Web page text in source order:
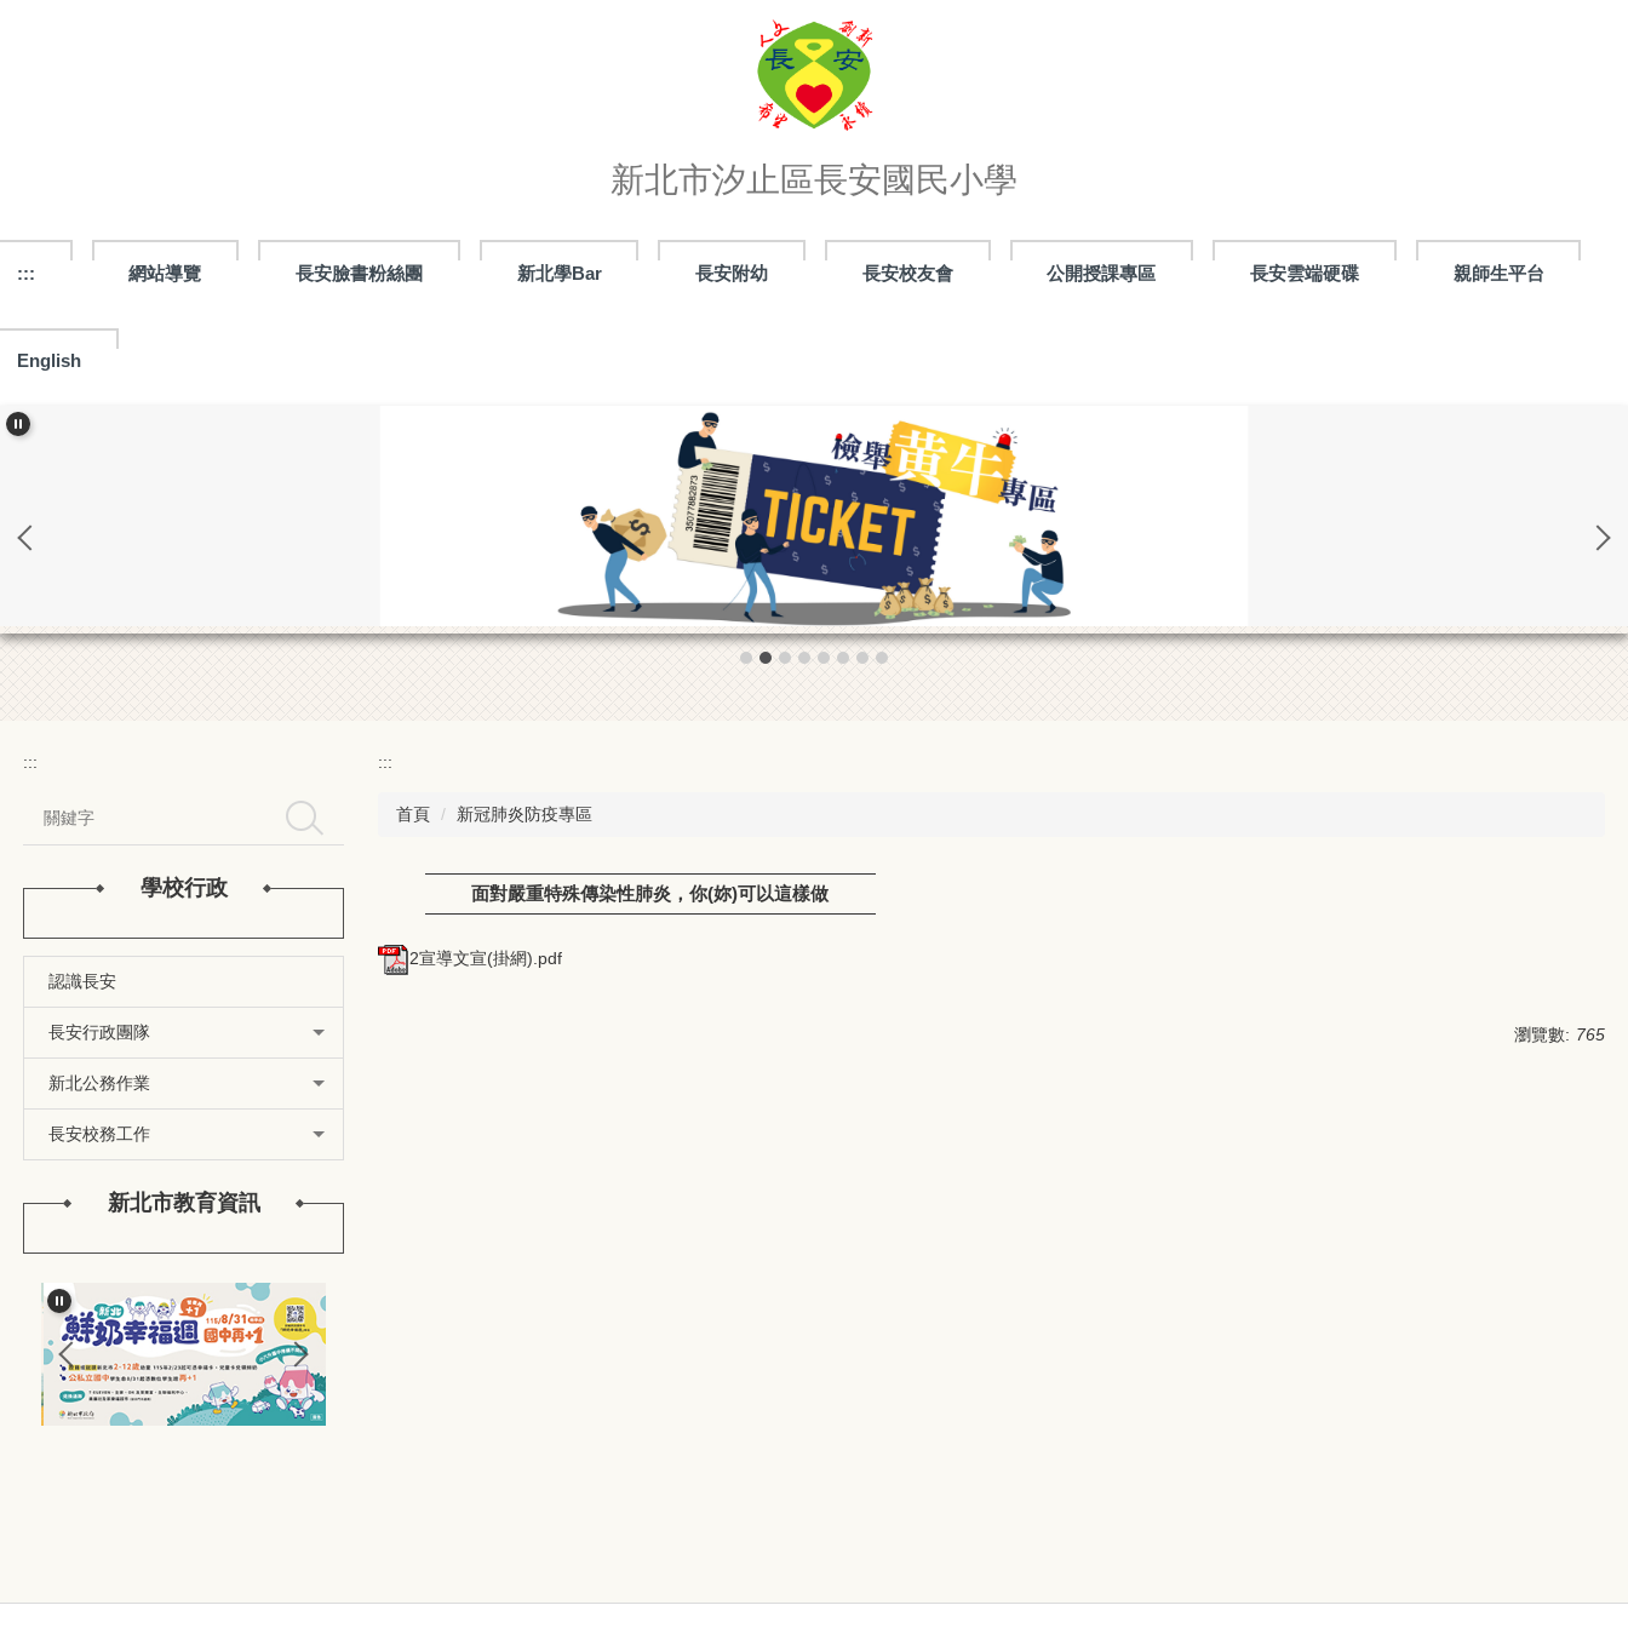
新北市汐止區長安國民小學
::: 網站導覽 長安臉書粉絲團 新北學Bar 長安附幼 長安校友會 公開授課專區 長安雲端硬碟 親師生平台
English
:::
搜尋
學校行政
認識長安
長安行政團隊
新北公務作業
長安校務工作
新北市教育資訊
:::
首頁 新冠肺炎防疫專區
面對嚴重特殊傳染性肺炎，你(妳)可以這樣做
2宣導文宣(掛網).pdf
瀏覽數: 765